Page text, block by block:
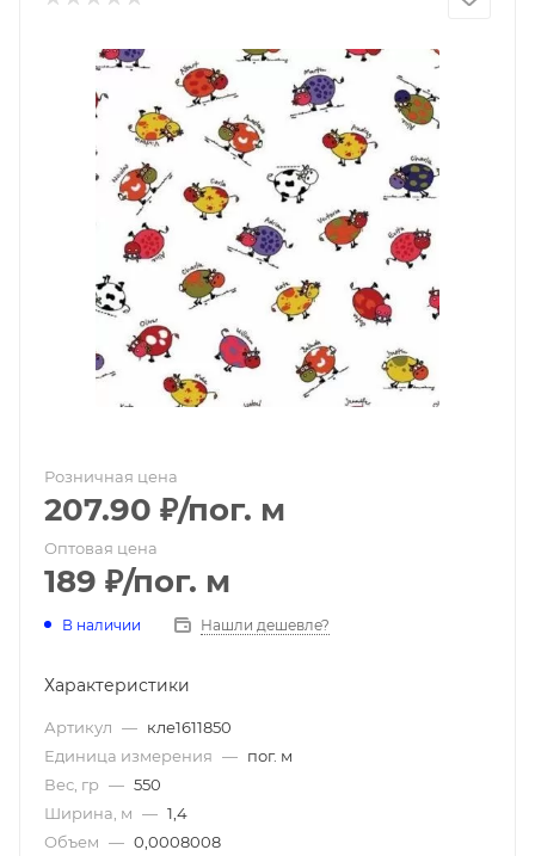
Розничная цена
207.90 ₽/пог. м
Оптовая цена
189 ₽/пог. м
В наличии Нашли дешевле?
Характеристики
Артикул — кле1611850
Единица измерения — пог. м
Вес, гр — 550
Ширина, м — 1,4
Объем — 0,0008008